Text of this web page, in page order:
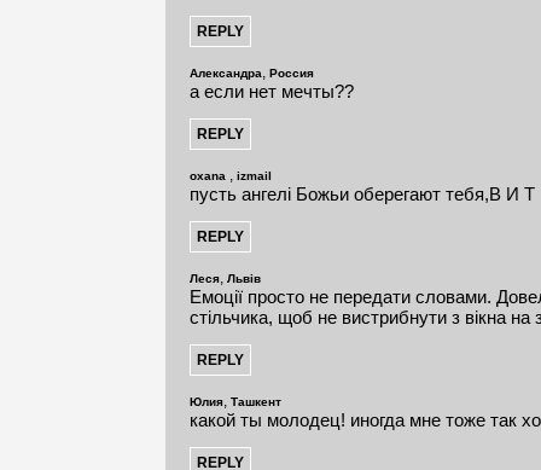
Александра, Россия
а если нет мечты??
oxana , izmail
пусть ангелі Божьи оберегают тебя,В И
Леся, Львів
Емоції просто не передати словами.
стільчика, щоб не вистрибнути з вікна на
Юлия, Ташкент
какой ты молодец! иногда мне тоже так